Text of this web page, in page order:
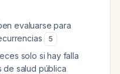
evaluarse para
5
solo si hay falla
de salud pública